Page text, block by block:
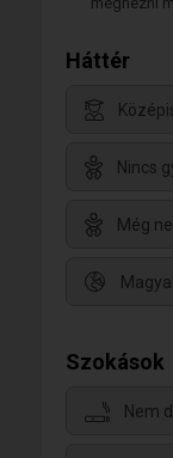
Háttér
Nincs
Még
Szokások
Nem